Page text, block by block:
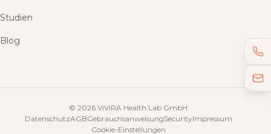
Studien
Blog
© 2026 ViViRA Health Lab GmbH
DatenschutzAGBGebrauchsanweisungSecurityImpressum
Cookie-Einstellungen